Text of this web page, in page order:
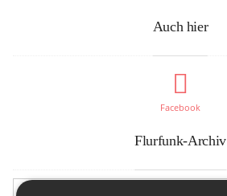
Auch hier
Facebook
Flurfunk-Archiv